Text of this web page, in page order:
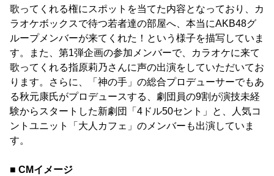
歌ってくれる権にスポットを当てた内容となっており、カ
ラオケボックスで待つ若者達の部屋へ、本当にAKB48グ
ループメンバーが来てくれた！という様子を描写していま
す。また、第1弾企画の参加メンバーで、カラオケに来て
歌ってくれる指原莉乃さんに声の出演をしていただいてお
ります。さらに、「神の手」の総合プロデューサーでもあ
る秋元康氏がプロデュースする、劇団員の9割が演技未経
験からスタートした新劇団「4ドル50セント」と、人気コ
ントユニット「大人カフェ」のメンバーも出演していま
す。
■ CMイメージ